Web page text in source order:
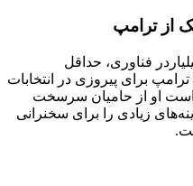
فناوری، حداقل
ترامپ برای پیروزی در انتخابات
است او از حامیان سرسخت
زیادی را برای سخنرانی